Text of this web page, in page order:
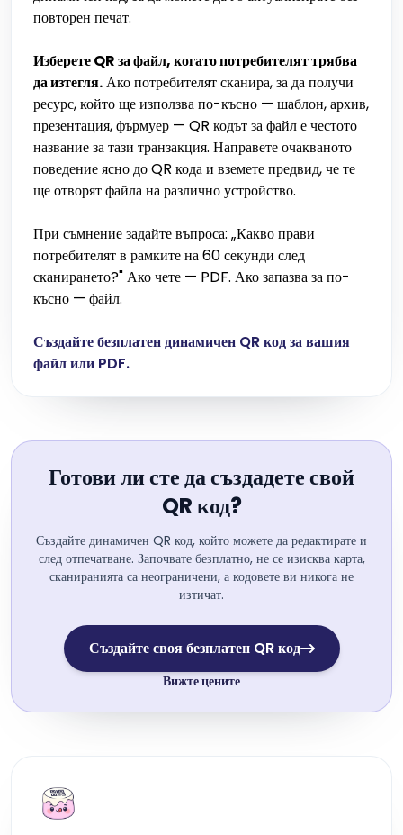
повторен печат.
Изберете QR за файл, когато потребителят трябва
да изтегля.Ако потребителят сканира, за да получи
ресурс, който ще използва по-късно — шаблон, архив,
презентация, фърмуер — QR кодът за файл е честото
название за тази транзакция. Направете очакваното
поведение ясно до QR кода и вземете предвид, че те
ще отворят файла на различно устройство.
При съмнение задайте въпроса: „Какво прави
потребителят в рамките на 60 секунди след
сканирането?" Ако чете — PDF. Ако запазва за по-
късно — файл.
Създайте безплатен динамичен QR код за вашия
файл или PDF.
Готови ли сте да създадете свой
QR код?
Създайте динамичен QR код, който можете да редактирате и
след отпечатване. Започвате безплатно, не се изисква карта,
сканиранията са неограничени, а кодовете ви никога не
изтичат.
Създайте своя безплатен QR код
Вижте цените